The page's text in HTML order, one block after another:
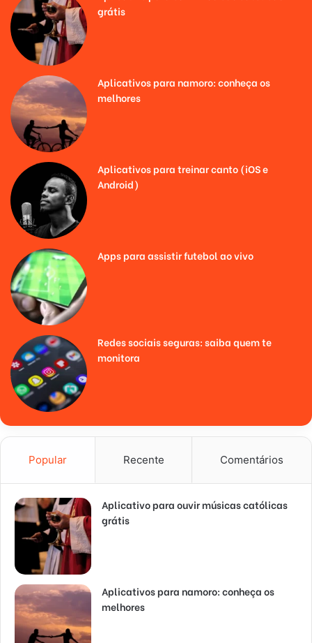
grátis
Aplicativos para namoro: conheça os
melhores
Aplicativos para treinar canto (iOS e
Android)
Apps para assistir futebol ao vivo
Redes sociais seguras: saiba quem te
monitora
Popular Recente Comentários
Aplicativo para ouvir músicas católicas
grátis
Aplicativos para namoro: conheça os
melhores